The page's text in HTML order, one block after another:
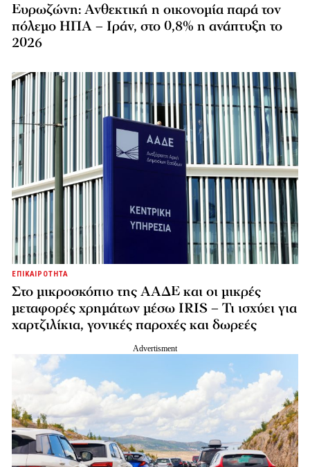
Ευρωζώνη: Ανθεκτική η οικονομία παρά τον
πόλεμο ΗΠΑ – Ιράν, στο 0,8% η ανάπτυξη το
2026
ΕΠΙΚΑΙΡΟΤΗΤΑ
Στο μικροσκόπιο της ΑΑΔΕ και οι μικρές
μεταφορές χρημάτων μέσω IRIS – Τι ισχύει για
χαρτζιλίκια, γονικές παροχές και δωρεές